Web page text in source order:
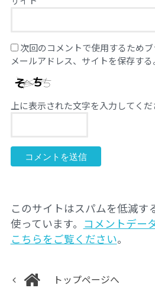
次回のコメントで使用するためブ
メールアドレス、サイトを保存する
上に表示された文字を入力してくだ
このサイトはスパムを低減す
使っています。 コメントデー
こちらをご覧ください。
トップページへ